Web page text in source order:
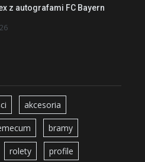
z autografami FC Bayern
akcesoria
bramy
rolety profile